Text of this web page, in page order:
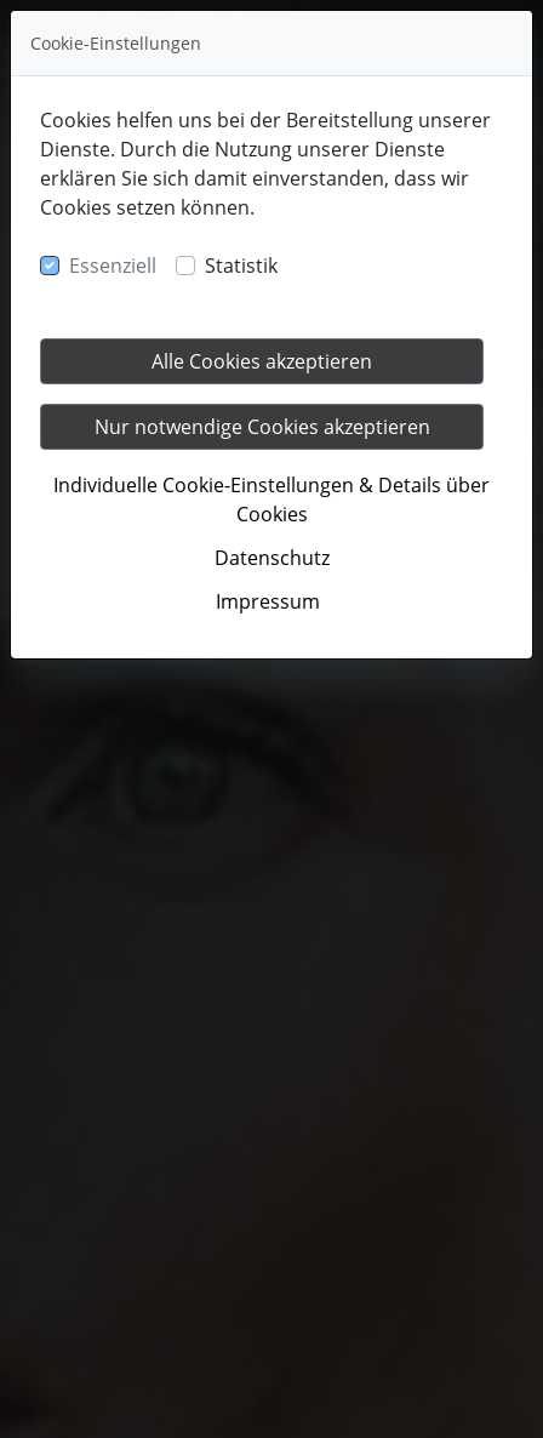
Cookie-Einstellungen
Cookies helfen uns bei der Bereitstellung unserer
Dienste. Durch die Nutzung unserer Dienste
erklären Sie sich damit einverstanden, dass wir
Cookies setzen können.
Essenziell Statistik
Alle Cookies akzeptieren
Nur notwendige Cookies akzeptieren
Individuelle Cookie-Einstellungen & Details über
Cookies
Datenschutz
Impressum